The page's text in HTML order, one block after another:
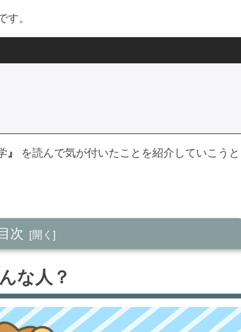
す。
』
を読んで気が付いたことを紹介していこうと
目次
で気が付いたこと
な人？